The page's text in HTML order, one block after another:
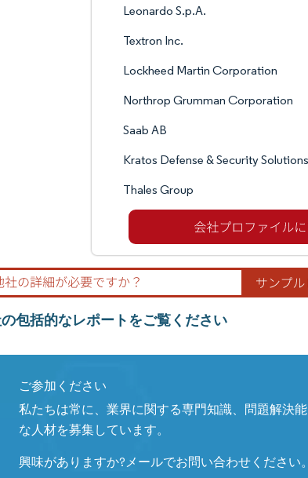
Leonardo S.p.A.
Textron Inc.
Lockheed Martin Corporation
Northrop Grumman Corporation
Saab AB
Kratos Defense & Security
Thales Group
包括的なレポートをご覧ください
ご参加ください
私たちは常に、業界に関する専門知識、問題解決
な人材を募集しています。
興味がありますか?メールでお問い合わせください。